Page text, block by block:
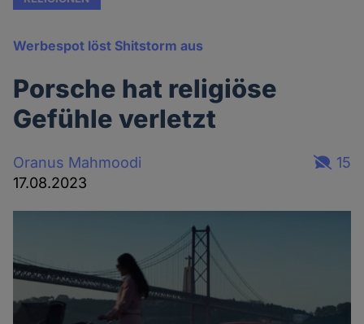
Werbespot löst Shitstorm aus
Porsche hat religiöse
Gefühle verletzt
Oranus Mahmoodi
17.08.2023
15